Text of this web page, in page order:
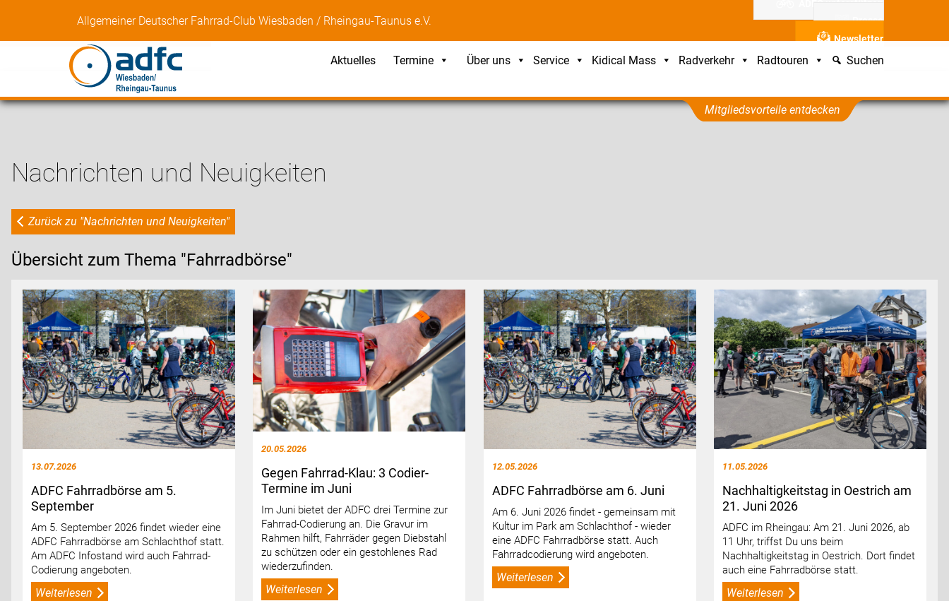
content
Allgemeiner Deutscher Fahrrad-Club Wiesbaden / Rheingau-Taunus e.V.
Presse
Newsletter
Aktuelles Termine Über uns Service Kidical Mass Radverkehr Radtouren Suchen
Mitgliedsvorteile entdecken
Nachrichten und Neuigkeiten
Zurück zu "Nachrichten und Neuigkeiten"
Übersicht zum Thema "Fahrradbörse"
13.07.2026
ADFC Fahrradbörse am 5.
September
Am 5. September 2026 findet wieder eine
ADFC Fahrradbörse am Schlachthof statt.
Am ADFC Infostand wird auch Fahrrad-
Codierung angeboten.
Weiterlesen
20.05.2026
Gegen Fahrrad-Klau: 3 Codier-
Termine im Juni
Im Juni bietet der ADFC drei Termine zur
Fahrrad-Codierung an. Die Gravur im
Rahmen hilft, Fahrräder gegen Diebstahl
zu schützen oder ein gestohlenes Rad
wiederzufinden.
Weiterlesen
12.05.2026
ADFC Fahrradbörse am 6. Juni
Am 6. Juni 2026 findet - gemeinsam mit
Kultur im Park am Schlachthof - wieder
eine ADFC Fahrradbörse statt. Auch
Fahrradcodierung wird angeboten.
Weiterlesen
11.05.2026
Nachhaltigkeitstag in Oestrich am
21. Juni 2026
ADFC im Rheingau: Am 21. Juni 2026, ab
11 Uhr, triffst Du uns beim
Nachhaltigkeitstag in Oestrich. Dort findet
auch eine Fahrradbörse statt.
Weiterlesen